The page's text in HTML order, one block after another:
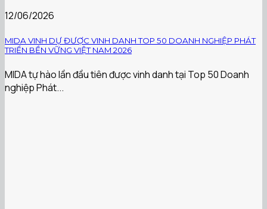
12/06/2026
MIDA VINH DỰ ĐƯỢC VINH DANH TOP 50 DOANH NGHIỆP PHÁT
TRIỂN BỀN VỮNG VIỆT NAM 2026
MIDA tự hào lần đầu tiên được vinh danh tại Top 50 Doanh
nghiệp Phát...